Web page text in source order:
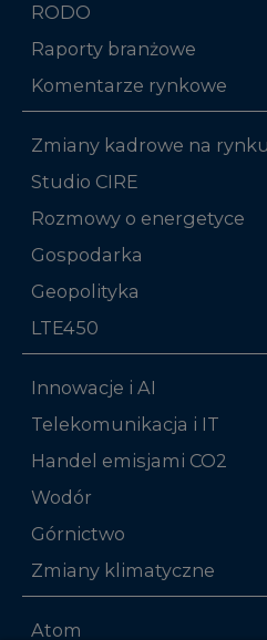
RODO
Raporty branżowe
Komentarze rynkowe
Zmiany kadrowe na rynku
Studio CIRE
Rozmowy o energetyce
Gospodarka
Geopolityka
LTE450
Innowacje i AI
Telekomunikacja i IT
Handel emisjami CO2
Wodór
Górnictwo
Zmiany klimatyczne
Atom